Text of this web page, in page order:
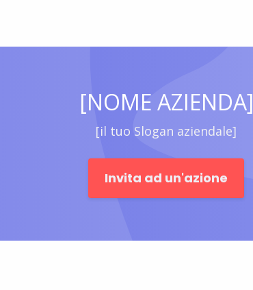
[NOME AZIENDA]
[il tuo Slogan aziendale]
Invita ad un'azione